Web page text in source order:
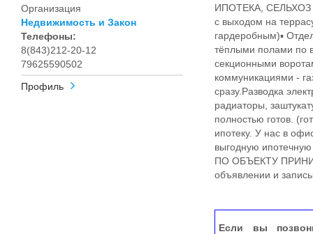
Организация
Недвижимость и Закон
Телефоны:
8(843)212-20-12
79625590502
Профиль
ИПОТЕКА, СЕЛЬХОЗ
с выходом на
гардеробным)▪️
тёплыми полами по
секционными
коммуникациями -
сразу.Разводка
радиаторы,
полностью готов.
ипотеку. У нас в
выгодную
ПО ОБЪЕКТУ
объявлении и
Если вы